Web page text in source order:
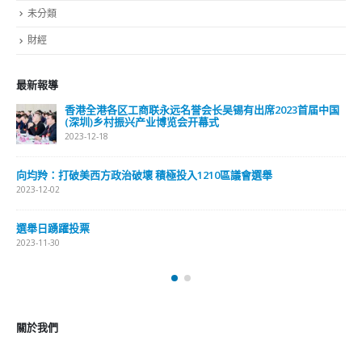
未分類
財經
最新報導
香港全港各区工商联永远名誉会长吴锡有出席2023首届中国
(深圳)乡村振兴产业博览会开幕式
2023-12-18
向均羚：打破美西方政治破壞 積極投入1210區議會選舉
2023-12-02
選舉日踴躍投票
2023-11-30
關於我們